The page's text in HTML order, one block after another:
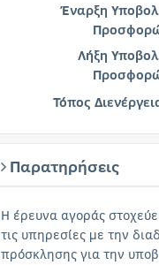
Έναρξη
Λήξη
Τόπος
Παρατηρήσεις
Η έρευνα αγοράς
τις υπηρεσίες με την
πρόσκλησης για την